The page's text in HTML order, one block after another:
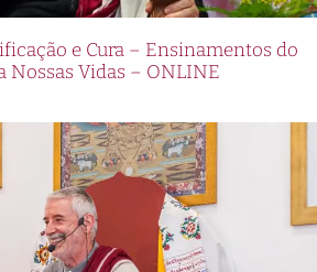
e Cura – Ensinamentos do
Nossas Vidas – ONLINE